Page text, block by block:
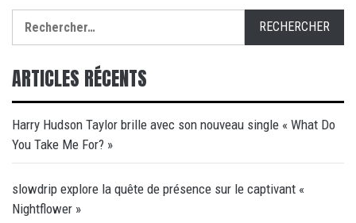
ARTICLES RÉCENTS
Harry Hudson Taylor brille avec son nouveau single « What Do
You Take Me For? »
slowdrip explore la quête de présence sur le captivant «
Nightflower »